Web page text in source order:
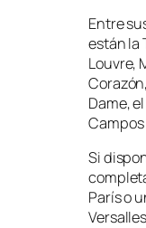
Entre
están la
Louvre,
Dame,
Campos
Si
París o